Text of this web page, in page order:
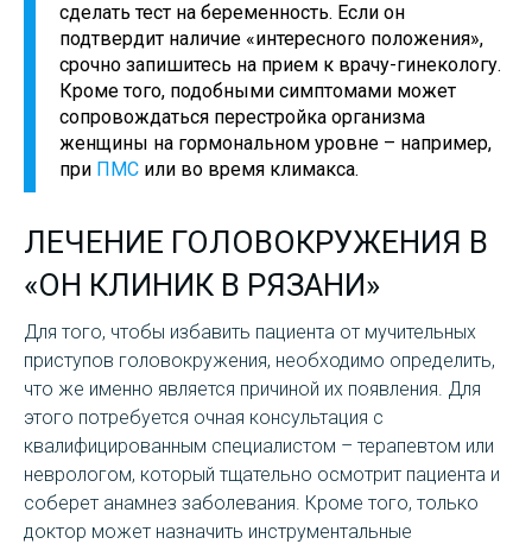
сделать тест на беременность. Если он
подтвердит наличие «интересного положения»,
срочно запишитесь на прием к врачу-гинекологу.
Кроме того, подобными симптомами может
сопровождаться перестройка организма
женщины на гормональном уровне – например,
при ПМС или во время климакса.
ЛЕЧЕНИЕ ГОЛОВОКРУЖЕНИЯ В
«ОН КЛИНИК В РЯЗАНИ»
Для того, чтобы избавить пациента от мучительных
приступов головокружения, необходимо определить,
что же именно является причиной их появления. Для
этого потребуется очная консультация с
квалифицированным специалистом – терапевтом или
неврологом, который тщательно осмотрит пациента и
соберет анамнез заболевания. Кроме того, только
доктор может назначить инструментальные